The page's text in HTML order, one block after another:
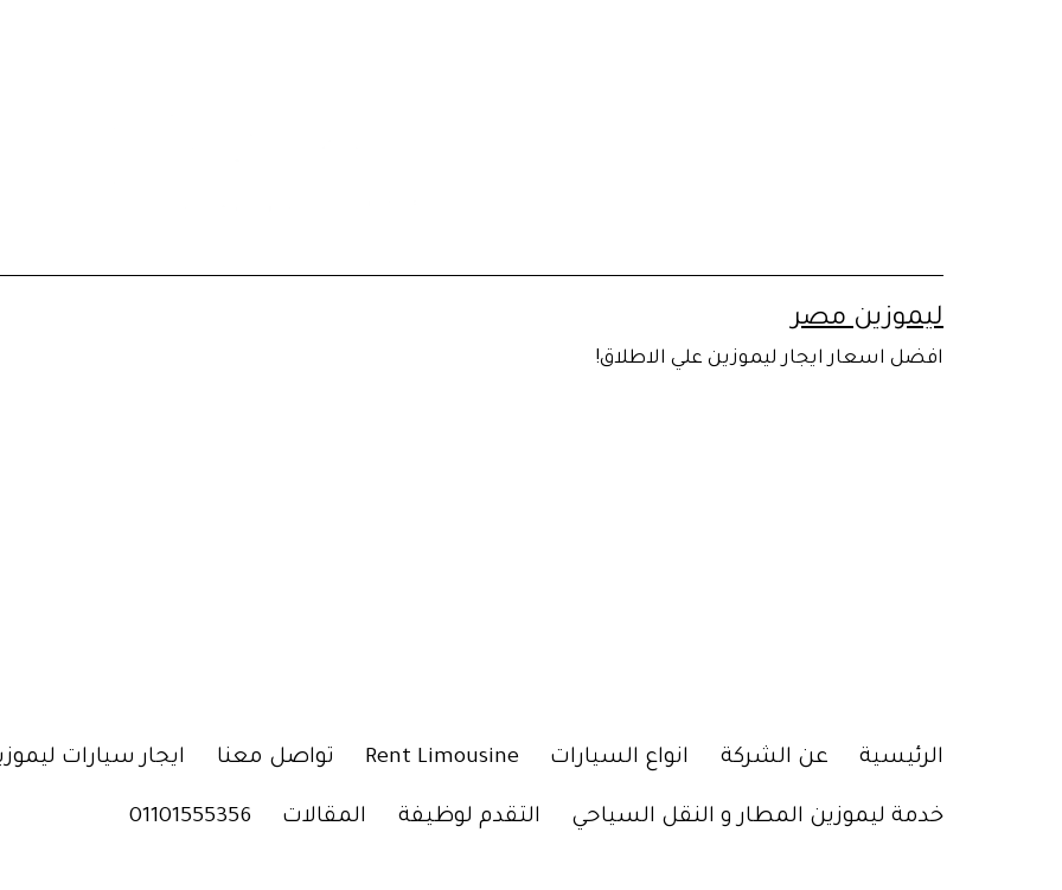
ليموزين مصر
افضل اسعار ايجار ليموزين علي الاطلاق!
الرئيسية عن الشركة انواع السيارات Rent Limousine تواصل معنا ايجار سيارات
خدمة ليموزين المطار و النقل السياحي التقدم لوظيفة المقالات 01101555356